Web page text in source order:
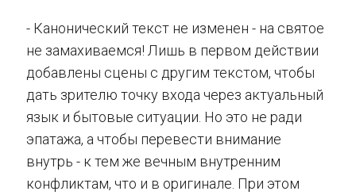
- Канонический текст не изменен - на святое
не замахиваемся! Лишь в первом действии
добавлены сцены с другим текстом, чтобы
дать зрителю точку входа через актуальный
язык и бытовые ситуации. Но это не ради
эпатажа, а чтобы перевести внимание
внутрь - к тем же вечным внутренним
конфликтам, что и в оригинале. При этом